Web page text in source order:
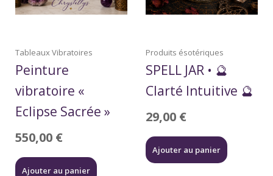
Tableaux Vibratoires
Peinture
vibratoire «
Eclipse Sacrée »
550,00 €
Ajouter au panier
Produits ésotériques
SPELL JAR • 🔮
Clarté Intuitive 🔮
29,00 €
Ajouter au panier